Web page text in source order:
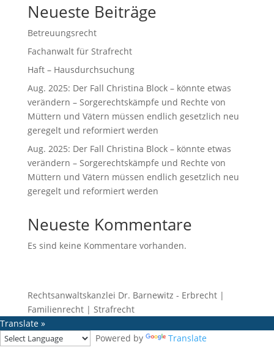
Neueste Beiträge
Betreuungsrecht
Fachanwalt für Strafrecht
Haft – Hausdurchsuchung
Aug. 2025: Der Fall Christina Block – könnte etwas
verändern – Sorgerechtskämpfe und Rechte von
Müttern und Vätern müssen endlich gesetzlich neu
geregelt und reformiert werden
Aug. 2025: Der Fall Christina Block – könnte etwas
verändern – Sorgerechtskämpfe und Rechte von
Müttern und Vätern müssen endlich gesetzlich neu
geregelt und reformiert werden
Neueste Kommentare
Es sind keine Kommentare vorhanden.
Rechtsanwaltskanzlei Dr. Barnewitz - Erbrecht |
Familienrecht | Strafrecht
Translate »
Powered by
Translate